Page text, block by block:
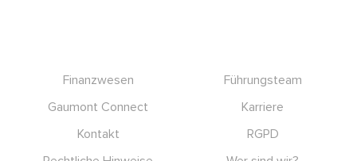
Finanzwesen
Führungsteam
Gaumont Connect
Karriere
Kontakt
RGPD